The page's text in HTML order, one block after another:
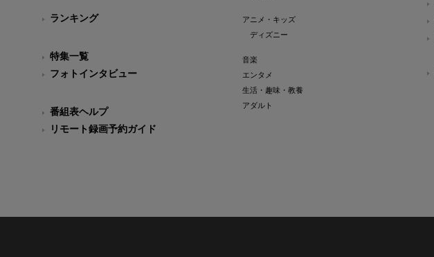
ランキング
特集一覧
フォトインタビュー
番組表ヘルプ
リモート録画予約ガイド
アニメ・キッズ
ディズニー
音楽
エンタメ
生活・趣味・教養
アダルト